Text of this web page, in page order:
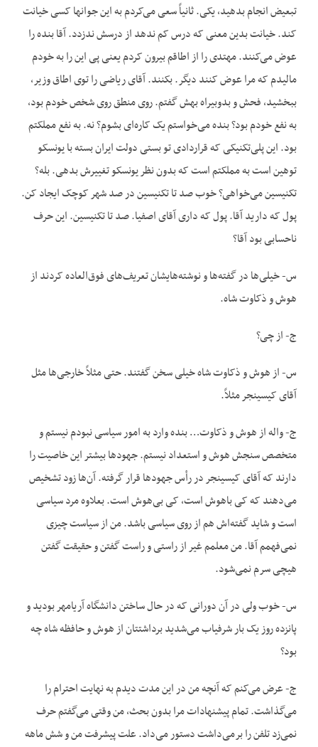
تبعیض انجام بدهید، یکی. ثانیاً سعی می‌کردم به این جوانها کسی خیانت
کند. خیانت بدین معنی که درس کم ندهد از درسش ندزدد. آقا بنده را
عوض می‌کنند. مهتدی را از اطاقم بیرون کردم یعنی پی این را به خودم
مالیدم که مرا عوض کنند دیگر. بکنند. آقای ریاضی را توی اطاق وزیر،
ببخشید، فحش و بد‌و‌بیراه بهش گفتم. روی منطق روی شخص خودم بود،
به نفع خودم بود؟ بنده می‌خواستم یک کاره‌ای بشوم؟ نه. به نفع مملکتم
بود. این پلی‌تکنیکی که قراردادی تو بستی دولت ایران بسته با یونسکو
توهین است به مملکتم است که بدون نظر یونسکو تغییرش بدهی. بله؟
تکنیسین می‌خواهی؟ خوب صد تا تکنیسین در صد شهر کوچک ایجاد کن.
پول که دارید آقا. پول که داری آقای اصفیا. صد تا تکنیسین. این حرف
ناحسابی بود آقا؟
س- خیلی‌ها در گفته‌ها و نوشته‌هایشان تعریف‌های فوق‌العاده کردند از
هوش و ذکاوت شاه.
ج- از چی؟
س- از هوش و ذکاوت شاه خیلی سخن گفتند. حتی مثلاً خارجی‌ها مثل
آقای کیسینجر مثلاً.
ج- واله از هوش و ذکاوت… بنده وارد به امور سیاسی نبودم نیستم و
متخصص سنجش هوش و استعداد نیستم. جهودها بیشتر این خاصیت را
دارند که آقای کیسینجر در رأس جهودها قرار گرفته. آن‌ها زود تشخیص
می‌دهند که کی باهوش است، کی بی‌هوش است. بعلاوه مرد سیاسی
است و شاید گفته‌اش هم از روی سیاسی باشد. من از سیاست چیزی
نمی‌فهمم آقا. من معلمم غیر از راستی و راست گفتن و حقیقت گفتن
هیچی سرم نمی‌شود.
س- خوب ولی در آن دورانی که در حال ساختن دانشگاه آریامهر بودید و
پانزده روز یک بار شرفیاب می‌شدید برداشتتان از هوش و حافظه شاه چه
بود؟
ج- عرض می‌کنم که آنچه من در این مدت دیدم به نهایت احترام را
می‌گذاشت. تمام پیشنهادات مرا بدون بحث، من وقتی می‌گفتم حرف
نمی‌زد تلفن را برمی‌داشت دستور می‌داد. علت پیشرفت من و شش ماهه